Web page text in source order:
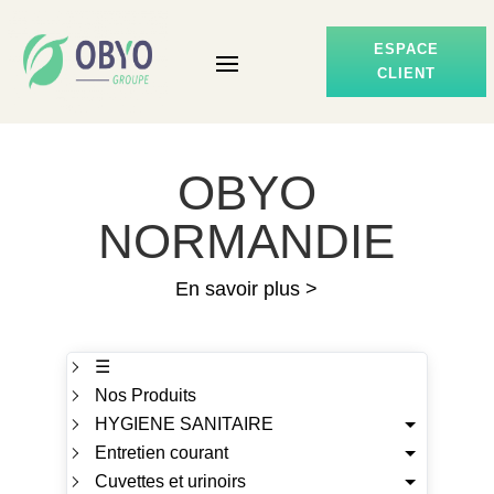
ESPACE
CLIENT
OBYO
NORMANDIE
En savoir plus >
☰
Nos Produits
HYGIENE SANITAIRE
Entretien courant
Cuvettes et urinoirs